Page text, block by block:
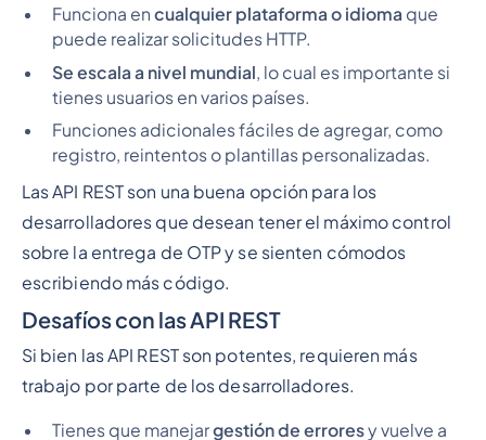
Funciona en cualquier plataforma o idioma que
puede realizar solicitudes HTTP.
Se escala a nivel mundial, lo cual es importante si
tienes usuarios en varios países.
Funciones adicionales fáciles de agregar, como
registro, reintentos o plantillas personalizadas.
Las API REST son una buena opción para los
desarrolladores que desean tener el máximo control
sobre la entrega de OTP y se sienten cómodos
escribiendo más código.
Desafíos con las API REST
Si bien las API REST son potentes, requieren más
trabajo por parte de los desarrolladores.
Tienes que manejargestión de erroresy vuelve a